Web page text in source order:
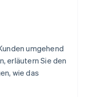
umgehend
erläutern Sie den
wie das